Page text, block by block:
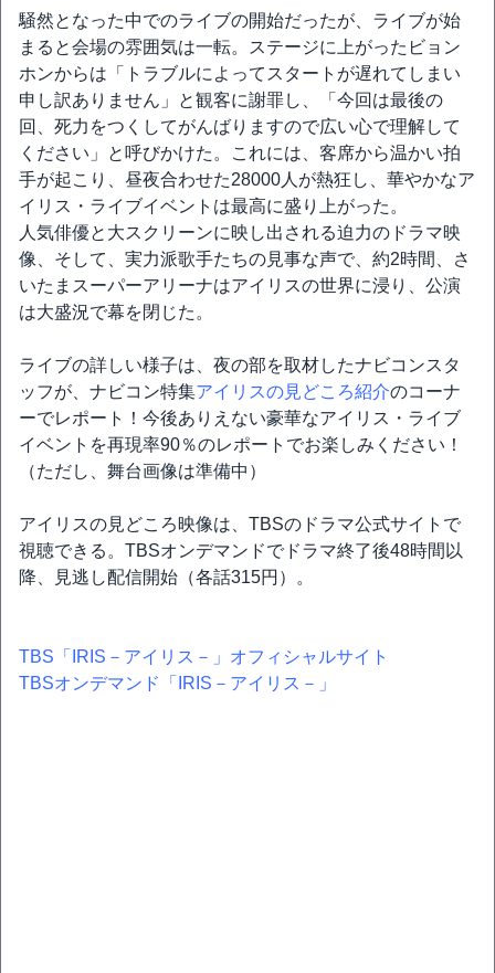
騒然となった中でのライブの開始だったが、ライブが始
まると会場の雰囲気は一転。ステージに上がったビョン
ホンからは「トラブルによってスタートが遅れてしまい
申し訳ありません」と観客に謝罪し、「今回は最後の
回、死力をつくしてがんばりますので広い心で理解して
ください」と呼びかけた。これには、客席から温かい拍
手が起こり、昼夜合わせた28000人が熱狂し、華やかなア
イリス・ライブイベントは最高に盛り上がった。
人気俳優と大スクリーンに映し出される迫力のドラマ映
像、そして、実力派歌手たちの見事な声で、約2時間、さ
いたまスーパーアリーナはアイリスの世界に浸り、公演
は大盛況で幕を閉じた。
ライブの詳しい様子は、夜の部を取材したナビコンスタ
ッフが、ナビコン特集アイリスの見どころ紹介のコーナ
ーでレポート！今後ありえない豪華なアイリス・ライブ
イベントを再現率90％のレポートでお楽しみください！
（ただし、舞台画像は準備中）
アイリスの見どころ映像は、TBSのドラマ公式サイトで
視聴できる。TBSオンデマンドでドラマ終了後48時間以
降、見逃し配信開始（各話315円）。
TBS「IRIS－アイリス－」オフィシャルサイト
TBSオンデマンド「IRIS－アイリス－」